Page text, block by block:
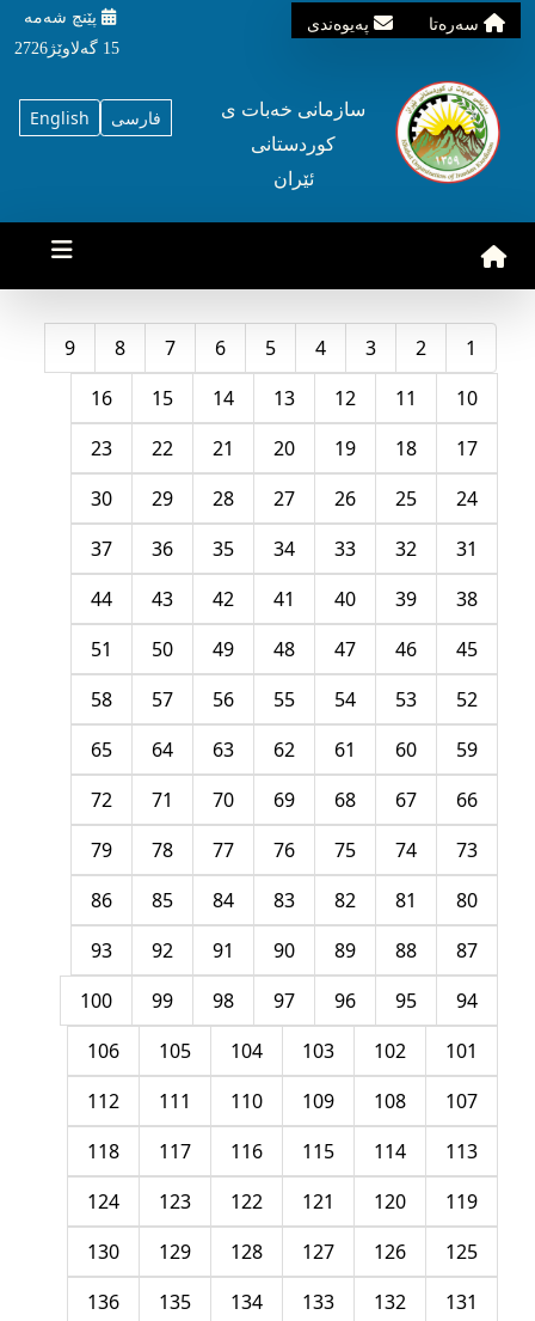
سه‌ره‌تا په‌یوه‌ندی
پێنچ شه‌مه‌
15 گه‌لاوێژ2726
English فارسی
سازمانی خه‌بات ی
کوردستانی
ئێران
1
2
3
4
5
6
7
8
9
10
11
12
13
14
15
16
17
18
19
20
21
22
23
24
25
26
27
28
29
30
31
32
33
34
35
36
37
38
39
40
41
42
43
44
45
46
47
48
49
50
51
52
53
54
55
56
57
58
59
60
61
62
63
64
65
66
67
68
69
70
71
72
73
74
75
76
77
78
79
80
81
82
83
84
85
86
87
88
89
90
91
92
93
94
95
96
97
98
99
100
101
102
103
104
105
106
107
108
109
110
111
112
113
114
115
116
117
118
119
120
121
122
123
124
125
126
127
128
129
130
131
132
133
134
135
136